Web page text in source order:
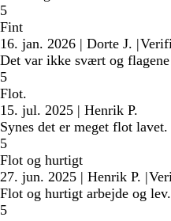
5
Fint
16. jan. 2026 | Dorte J. |
Det var ikke svært og
5
Flot.
15. jul. 2025 | Henrik P.
Synes det er meget flot
5
Flot og hurtigt
27. jun. 2025 | Henrik P. |
Flot og hurtigt arbejde og lev.
5